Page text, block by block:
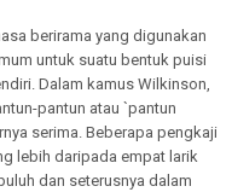
berirama yang digunakan
untuk suatu bentuk puisi
Dalam kamus Wilkinson,
pantun atau `pantun
serima. Beberapa pengkaji
lebih daripada empat larik
dan seterusnya dalam